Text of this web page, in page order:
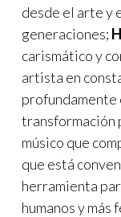
desde el arte y
generaciones;
carismático y
artista en
profundamente
transformación
músico que
que está
herramienta
humanos y más